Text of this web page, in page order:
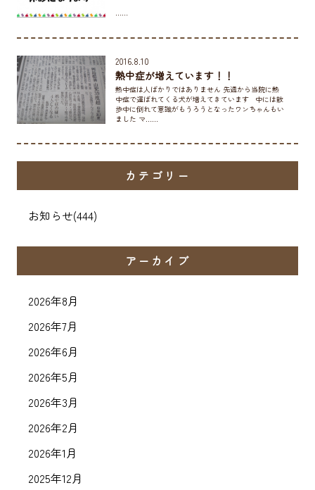
……
2016.8.10
熱中症が増えています！！
熱中症は人ばかりではありません 先週から当院に熱
中症で運ばれてくる犬が増えてきています 中には散
歩中に倒れて意識がもうろうとなったワンちゃんもい
ました マ……
カテゴリー
お知らせ(444)
アーカイブ
2026年8月
2026年7月
2026年6月
2026年5月
2026年3月
2026年2月
2026年1月
2025年12月